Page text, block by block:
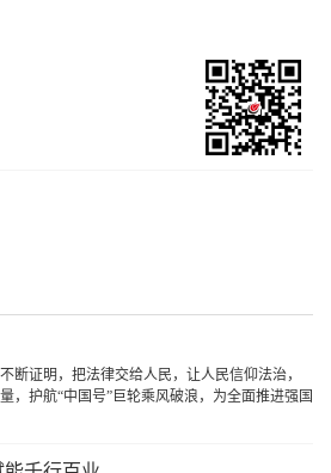
断证明，把法律交给人民，让人民信仰法治，
，护航“中国号”巨轮乘风破浪，为全面推进强国
光！